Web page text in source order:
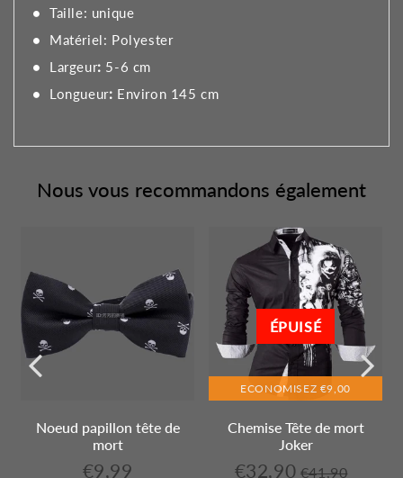
Taille: unique
Matériel: Polyester
Largeur: 5-6 cm
Longueur: Environ 145 cm
Nous vous recommandons également
Noeud papillon tête de
mort
€9,99
ÉPUISÉ
ECONOMISEZ €9,00
Chemise Tête de mort
Joker
€32,90 Prix
€41,90